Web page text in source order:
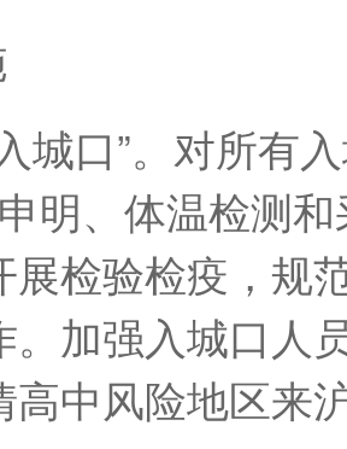
城口”。对所有
明、体温检测
展检验检疫，规
。加强入城口人
高中风险地区来